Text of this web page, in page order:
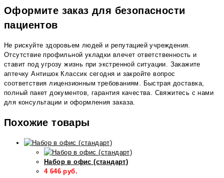
Оформите заказ для безопасности
пациентов
Не рискуйте здоровьем людей и репутацией учреждения.
Отсутствие профильной укладки влечет ответственность и
ставит под угрозу жизнь при экстренной ситуации. Закажите
аптечку Антишок Классик сегодня и закройте вопрос
соответствия лицензионным требованиям. Быстрая доставка,
полный пакет документов, гарантия качества. Свяжитесь с нами
для консультации и оформления заказа.
Похожие товары
Набор в офис (стандарт)
4 646 руб.